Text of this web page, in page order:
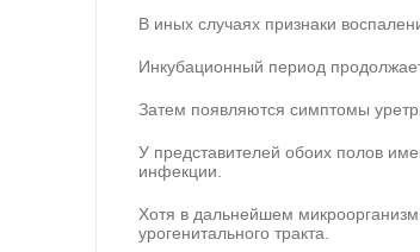
В иных случаях признаки
Инкубационный период
Затем появляются симптомы
У представителей обоих полов
инфекции.
Хотя в дальнейшем микроорганизм
урогенитального тракта.